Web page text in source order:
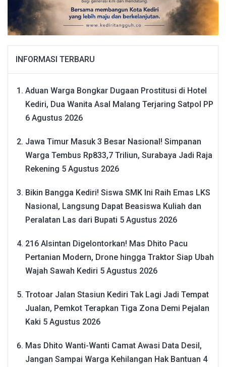
INFORMASI TERBARU
Aduan Warga Bongkar Dugaan Prostitusi di Hotel
Kediri, Dua Wanita Asal Malang Terjaring Satpol PP
6 Agustus 2026
Jawa Timur Masuk 3 Besar Nasional! Simpanan
Warga Tembus Rp833,7 Triliun, Surabaya Jadi Raja
Rekening 5 Agustus 2026
Bikin Bangga Kediri! Siswa SMK Ini Raih Emas LKS
Nasional, Langsung Dapat Beasiswa Kuliah dan
Peralatan Las dari Bupati 5 Agustus 2026
216 Alsintan Digelontorkan! Mas Dhito Pacu
Pertanian Modern, Drone hingga Traktor Siap Ubah
Wajah Sawah Kediri 5 Agustus 2026
Trotoar Jalan Stasiun Kediri Tak Lagi Jadi Tempat
Jualan, Pemkot Terapkan Tiga Zona Demi Pejalan
Kaki 5 Agustus 2026
Mas Dhito Wanti-Wanti Camat Awasi Data Desil,
Jangan Sampai Warga Kehilangan Hak Bantuan 4